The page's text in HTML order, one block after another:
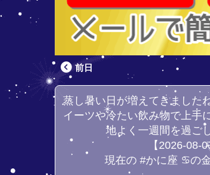
前日
蒸し暑い日が増えてきました
イーツや冷たい飲み物で上手
地よく一週間を過ご
【2026-08-
現在の #かに座 ♋の